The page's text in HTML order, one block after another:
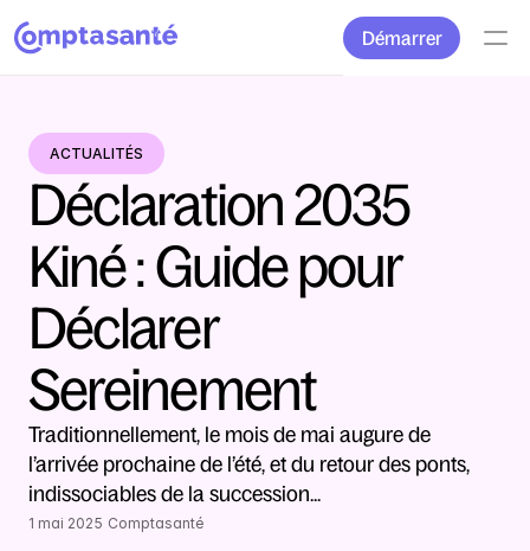
Démarrer
ACTUALITÉS
Déclaration 2035
Kiné : Guide pour
Déclarer
Sereinement
Traditionnellement, le mois de mai augure de
l’arrivée prochaine de l’été, et du retour des ponts,
indissociables de la succession...
1 mai 2025 Comptasanté